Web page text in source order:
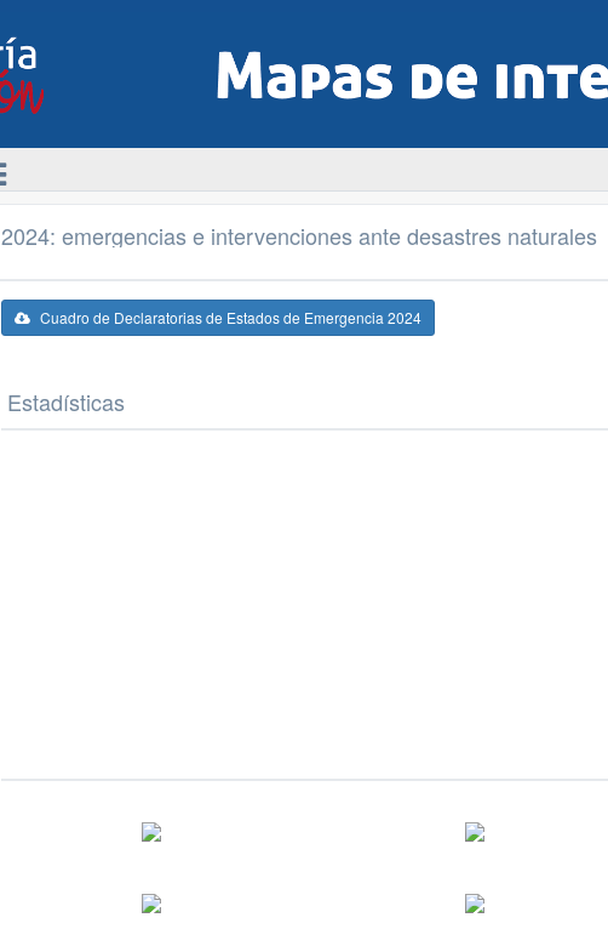
2024: emergencias e intervenciones ante desastres naturales
Cuadro de Declaratorias de Estados de Emergencia 2024
Estadísticas